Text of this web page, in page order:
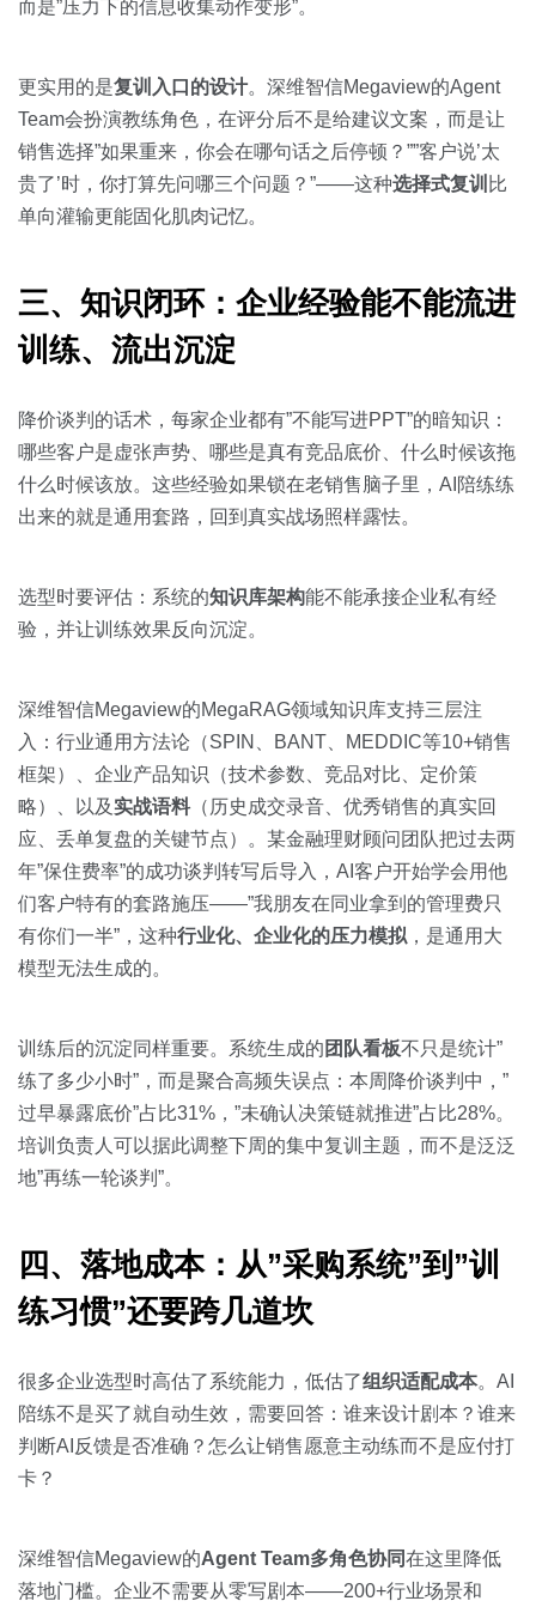
而是”压力下的信息收集动作变形”。
更实用的是复训入口的设计。深维智信Megaview的Agent
Team会扮演教练角色，在评分后不是给建议文案，而是让
销售选择”如果重来，你会在哪句话之后停顿？””客户说’太
贵了’时，你打算先问哪三个问题？”——这种选择式复训 比
单向灌输更能固化肌肉记忆。
三、知识闭环：企业经验能不能流进
训练、流出沉淀
降价谈判的话术，每家企业都有”不能写进PPT”的暗知识：
哪些客户是虚张声势、哪些是真有竞品底价、什么时候该拖
什么时候该放。这些经验如果锁在老销售脑子里，AI陪练练
出来的就是通用套路，回到真实战场照样露怯。
选型时要评估：系统的知识库架构能不能承接企业私有经
验，并让训练效果反向沉淀。
深维智信Megaview的MegaRAG领域知识库支持三层注
入：行业通用方法论（SPIN、BANT、MEDDIC等10+销售
框架）、企业产品知识（技术参数、竞品对比、定价策
略）、以及实战语料（历史成交录音、优秀销售的真实回
应、丢单复盘的关键节点）。某金融理财顾问团队把过去两
年”保住费率”的成功谈判转写后导入，AI客户开始学会用他
们客户特有的套路施压——”我朋友在同业拿到的管理费只
有你们一半”，这种行业化、企业化的压力模拟 ，是通用大
模型无法生成的。
训练后的沉淀同样重要。系统生成的 团队看板不只是统计”
练了多少小时”，而是聚合高频失误点：本周降价谈判中，”
过早暴露底价”占比31%，”未确认决策链就推进”占比28%。
培训负责人可以据此调整下周的集中复训主题，而不是泛泛
地”再练一轮谈判”。
四、落地成本：从”采购系统”到”训
练习惯”还要跨几道坎
很多企业选型时高估了系统能力，低估了组织适配成本。AI
陪练不是买了就自动生效，需要回答：谁来设计剧本？谁来
判断AI反馈是否准确？怎么让销售愿意主动练而不是应付打
卡？
深维智信Megaview的Agent Team多角色协同在这里降低
落地门槛。企业不需要从零写剧本——200+行业场景和